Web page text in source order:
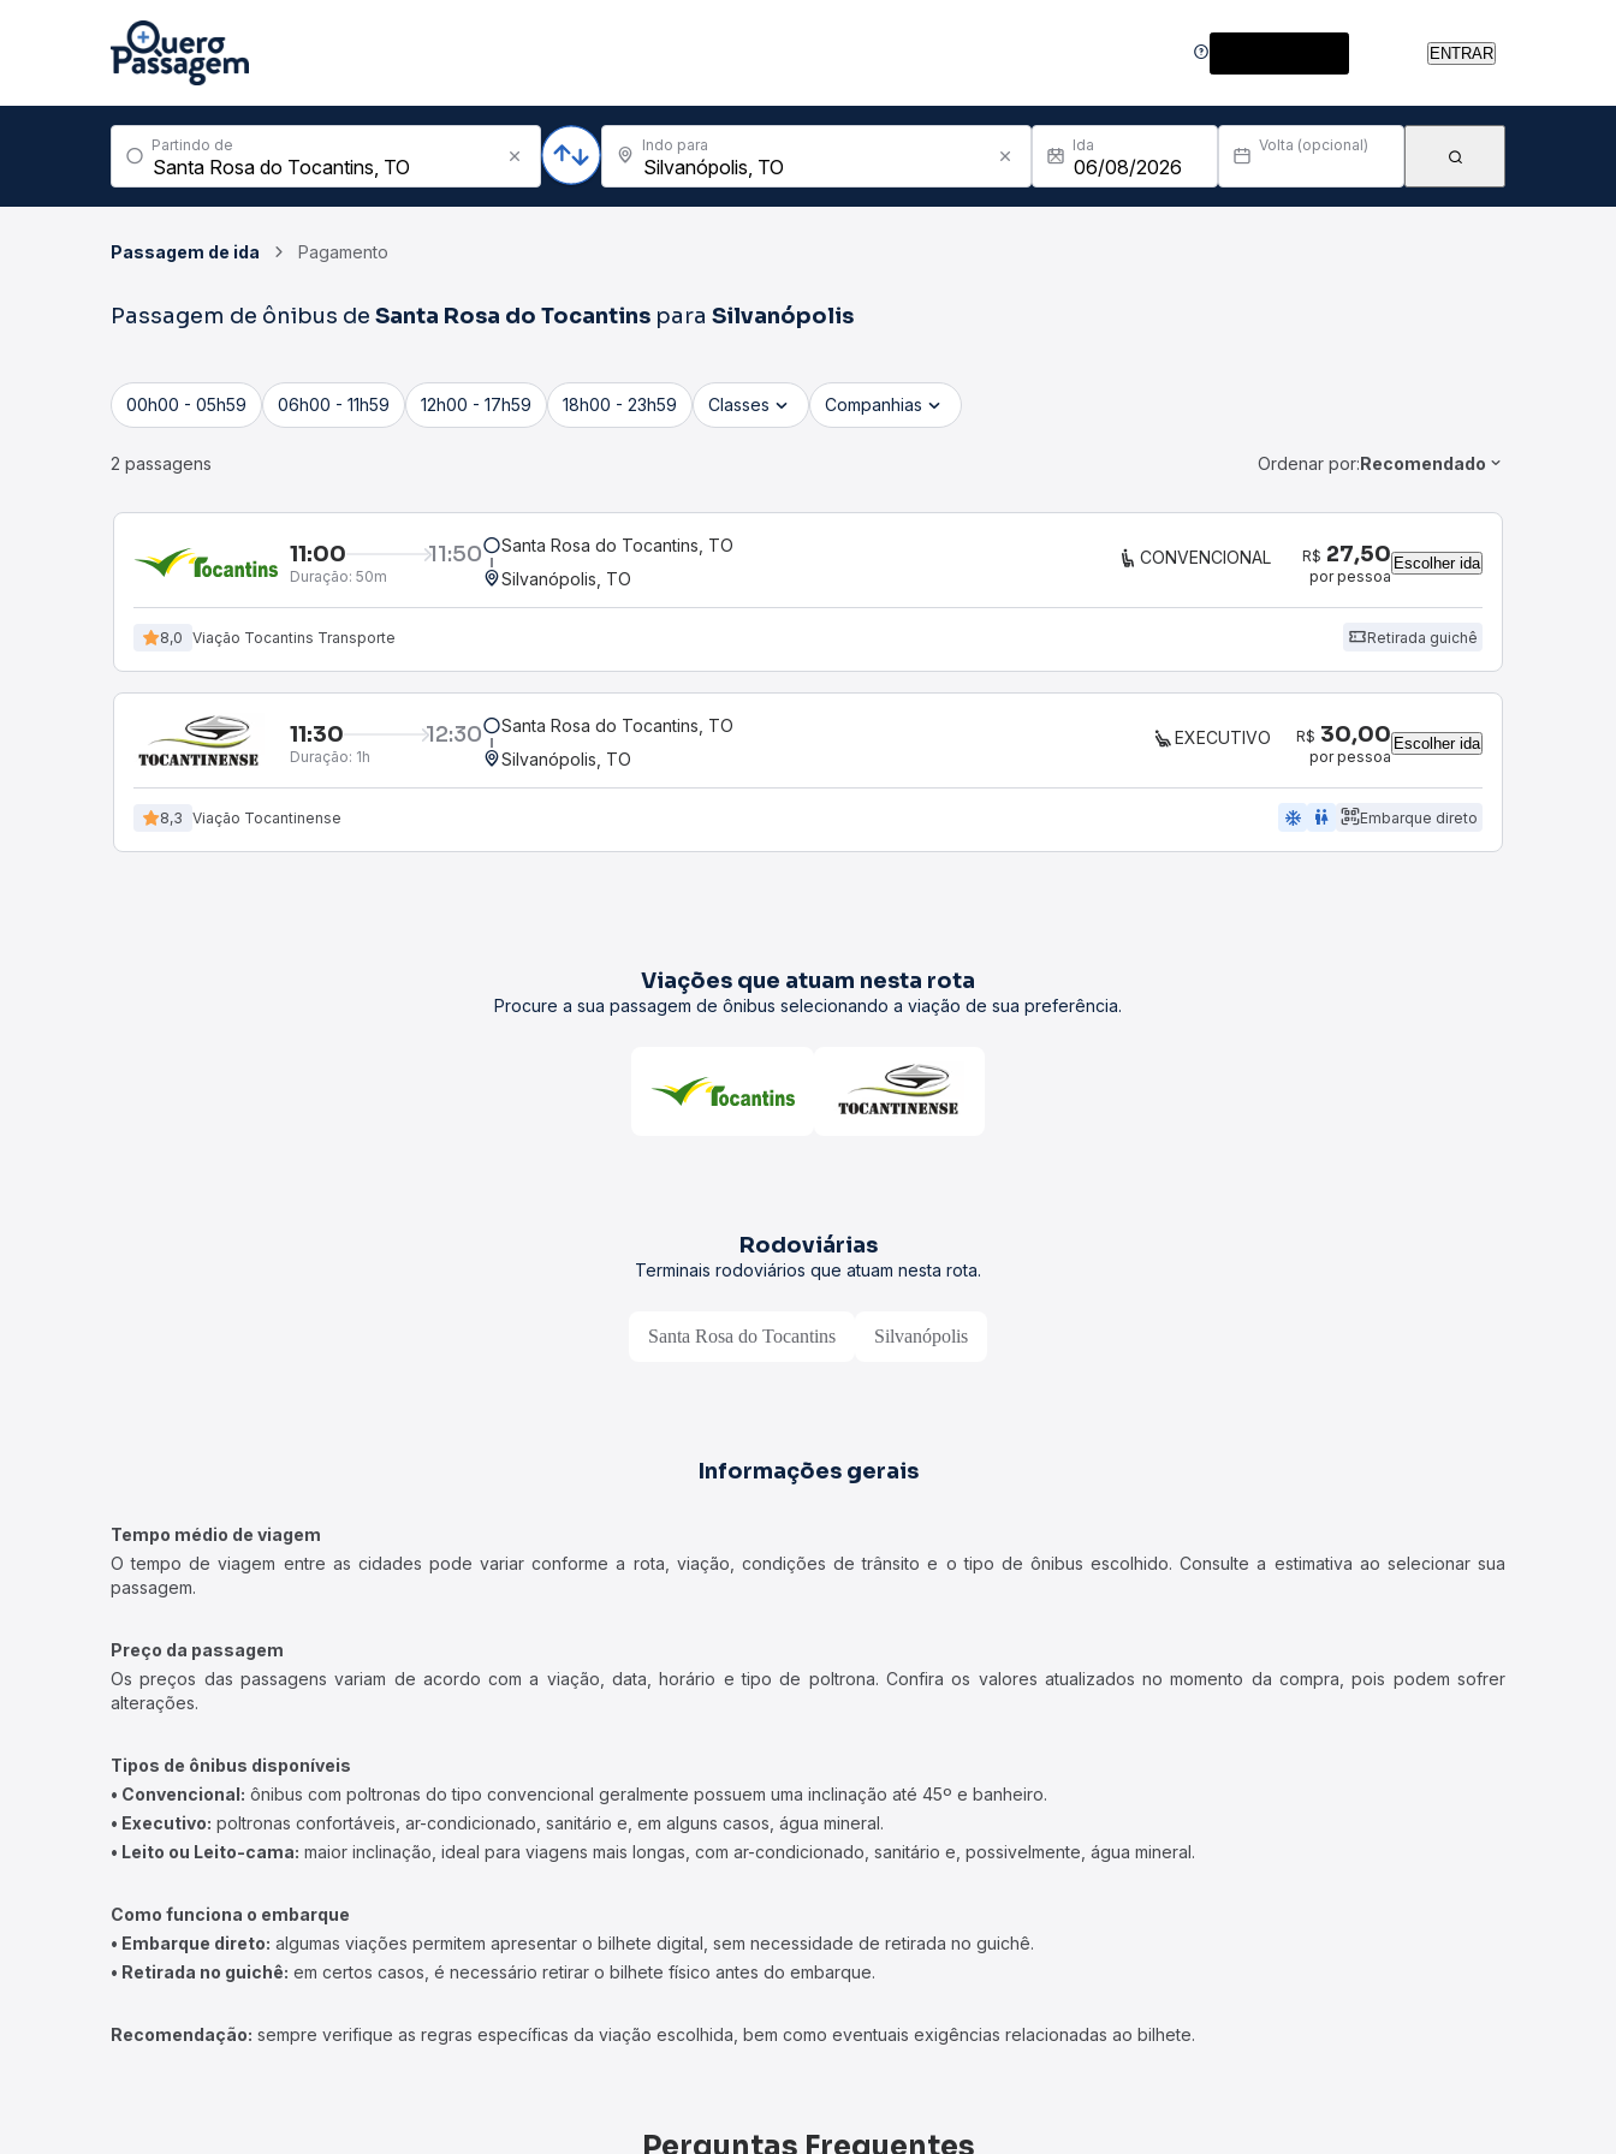
ENTRAR
Partindo de Indo para Ida Volta (opcional)
Passagem de ida Pagamento
Passagem de ônibus de Santa Rosa do Tocantins para Silvanópolis
00h00 - 05h59 06h00 - 11h59 12h00 - 17h59 18h00 - 23h59 Classes Companhias
2 passagens Ordenar por:Recomendado
11:00 11:50
Duração: 50m
Santa Rosa do Tocantins, TO
Silvanópolis, TO
CONVENCIONAL R$ 27,50
por pessoa
Escolher ida
8,0 Viação Tocantins Transporte Retirada guichê
11:30 12:30
Duração: 1h
Santa Rosa do Tocantins, TO
Silvanópolis, TO
EXECUTIVO R$ 30,00
por pessoa
Escolher ida
8,3 Viação Tocantinense ac_unit wc Embarque direto
Viações que atuam nesta rota
Procure a sua passagem de ônibus selecionando a viação de sua preferência.
Rodoviárias
Terminais rodoviários que atuam nesta rota.
Santa Rosa do Tocantins Silvanópolis
Informações gerais
Tempo médio de viagem
O tempo de viagem entre as cidades pode variar conforme a rota, viação, condições de trânsito e o tipo de ônibus escolhido. Consulte a estimativa ao selecionar sua
passagem.
Preço da passagem
Os preços das passagens variam de acordo com a viação, data, horário e tipo de poltrona. Confira os valores atualizados no momento da compra, pois podem sofrer
alterações.
Tipos de ônibus disponíveis
• Convencional: ônibus com poltronas do tipo convencional geralmente possuem uma inclinação até 45º e banheiro.
• Executivo: poltronas confortáveis, ar-condicionado, sanitário e, em alguns casos, água mineral.
• Leito ou Leito-cama: maior inclinação, ideal para viagens mais longas, com ar-condicionado, sanitário e, possivelmente, água mineral.
Como funciona o embarque
• Embarque direto: algumas viações permitem apresentar o bilhete digital, sem necessidade de retirada no guichê.
• Retirada no guichê: em certos casos, é necessário retirar o bilhete físico antes do embarque.
Recomendação: sempre verifique as regras específicas da viação escolhida, bem como eventuais exigências relacionadas ao bilhete.
Perguntas Frequentes